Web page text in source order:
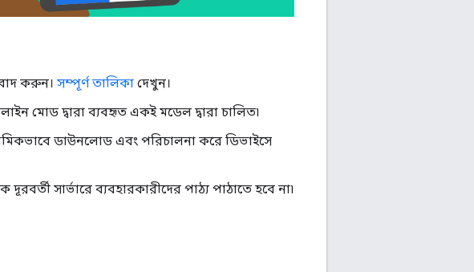
করুন। সম্পূর্ণ তালিকা দেখুন।
মোড দ্বারা ব্যবহৃত একই মডেল দ্বারা চালিত৷
ডাউনলোড এবং পরিচালনা করে ডিভাইসে
সার্ভারে ব্যবহারকারীদের পাঠ্য পাঠাতে হবে না৷